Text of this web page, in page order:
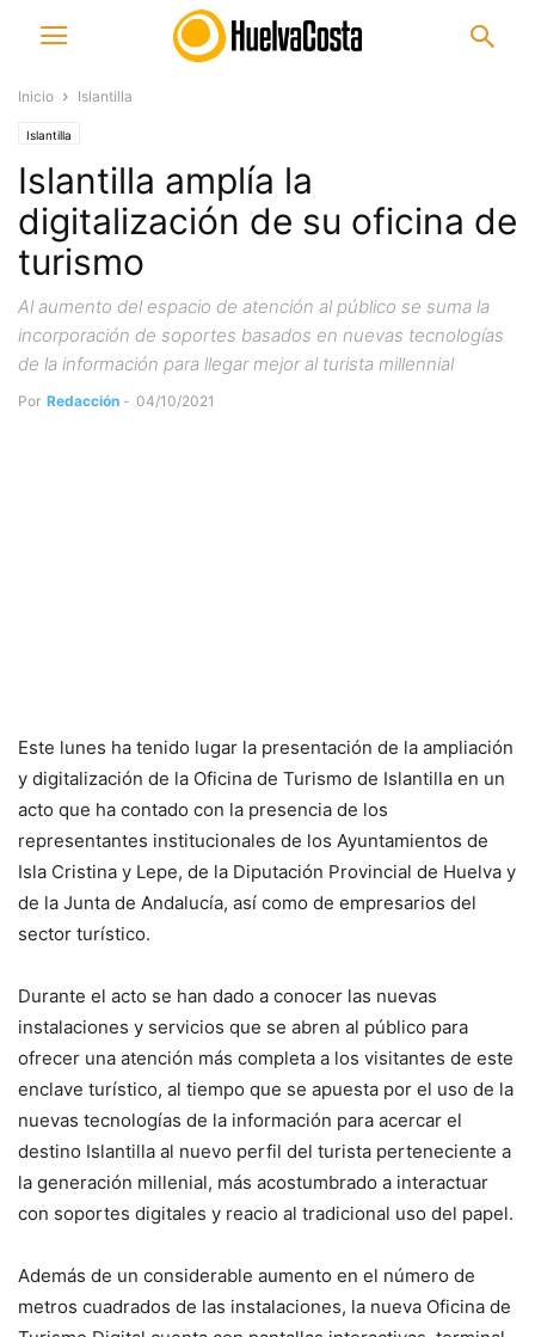
Inicio Islantilla
Islantilla
Islantilla amplía la
digitalización de su oficina de
turismo
Al aumento del espacio de atención al público se suma la
incorporación de soportes basados en nuevas tecnologías
de la información para llegar mejor al turista millennial
Por Redacción - 04/10/2021
Este lunes ha tenido lugar la presentación de la ampliación
y digitalización de la Oficina de Turismo de Islantilla en un
acto que ha contado con la presencia de los
representantes institucionales de los Ayuntamientos de
Isla Cristina y Lepe, de la Diputación Provincial de Huelva y
de la Junta de Andalucía, así como de empresarios del
sector turístico.
Durante el acto se han dado a conocer las nuevas
instalaciones y servicios que se abren al público para
ofrecer una atención más completa a los visitantes de este
enclave turístico, al tiempo que se apuesta por el uso de la
nuevas tecnologías de la información para acercar el
destino Islantilla al nuevo perfil del turista perteneciente a
la generación millenial, más acostumbrado a interactuar
con soportes digitales y reacio al tradicional uso del papel.
Además de un considerable aumento en el número de
metros cuadrados de las instalaciones, la nueva Oficina de